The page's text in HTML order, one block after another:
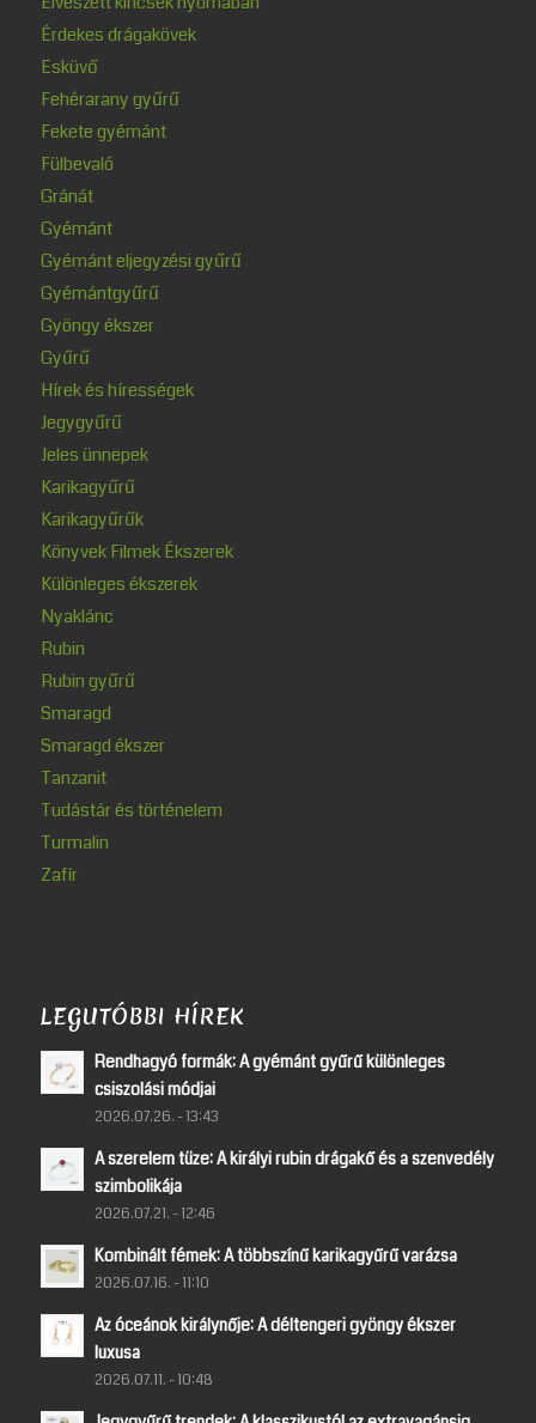
Érdekes drágakövek
Esküvő
Fehérarany gyűrű
Fekete gyémánt
Fülbevaló
Gránát
Gyémánt
Gyémánt eljegyzési gyűrű
Gyémántgyűrű
Gyöngy ékszer
Gyűrű
Hírek és hírességek
Jegygyűrű
Jeles ünnepek
Karikagyűrű
Karikagyűrűk
Könyvek Filmek Ékszerek
Különleges ékszerek
Nyaklánc
Rubin
Rubin gyűrű
Smaragd
Smaragd ékszer
Tanzanit
Tudástár és történelem
Turmalin
Zafír
LEGUTÓBBI HÍREK
Rendhagyó formák: A gyémánt gyűrű különleges
csiszolási módjai
2026.07.26. - 13:43
A szerelem tüze: A királyi rubin drágakő és a szenvedély
szimbolikája
2026.07.21. - 12:46
Kombinált fémek: A többszínű karikagyűrű varázsa
2026.07.16. - 11:10
Az óceánok királynője: A déltengeri gyöngy ékszer
luxusa
2026.07.11. - 10:48